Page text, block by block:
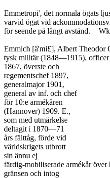
Emmetropi', det normala ögats
varvid ögat vid
för seende på långt avstånd.	Wk.
Emmich [ä'mi£], Albert Theodor
tysk militär (1848—1915),
1867, överste och
regementschef 1897,
generalmajor 1901,
general av inf. och chef
för 10:e armékåren
(Hannover) 1909. E.,
som med utmärkelse
deltagit i 1870—71
års fälttåg, förde vid
världskrigets utbrott
sin ännu ej
färdig-mobiliserade armékår över
gränsen och intog